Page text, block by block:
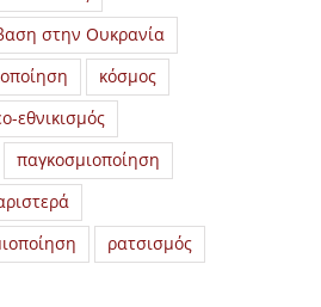
στην Ουκρανία
κόσμος
εθνικισμός
παγκοσμιοποίηση
ρατσισμός